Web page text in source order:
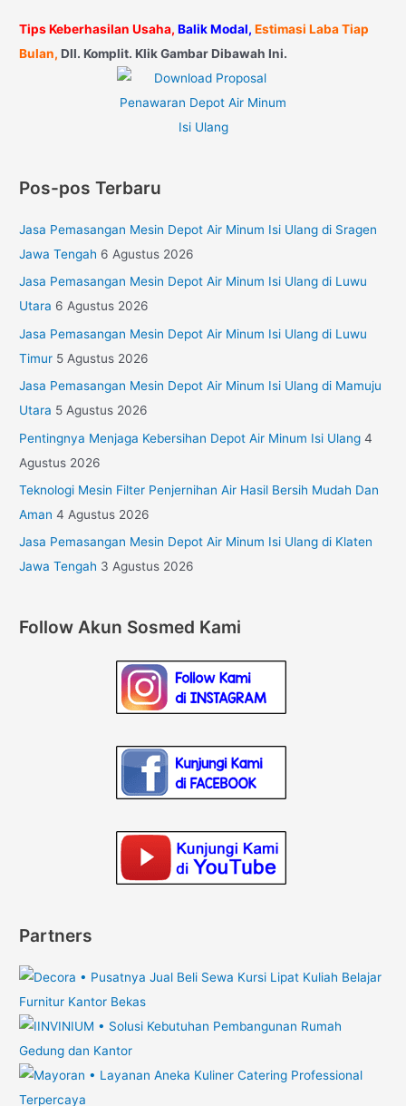
Tips Keberhasilan Usaha, Balik Modal, Estimasi Laba Tiap
Bulan, Dll. Komplit. Klik Gambar Dibawah Ini.
Pos-pos Terbaru
Jasa Pemasangan Mesin Depot Air Minum Isi Ulang di Sragen
Jawa Tengah 6 Agustus 2026
Jasa Pemasangan Mesin Depot Air Minum Isi Ulang di Luwu
Utara 6 Agustus 2026
Jasa Pemasangan Mesin Depot Air Minum Isi Ulang di Luwu
Timur 5 Agustus 2026
Jasa Pemasangan Mesin Depot Air Minum Isi Ulang di Mamuju
Utara 5 Agustus 2026
Pentingnya Menjaga Kebersihan Depot Air Minum Isi Ulang 4
Agustus 2026
Teknologi Mesin Filter Penjernihan Air Hasil Bersih Mudah Dan
Aman 4 Agustus 2026
Jasa Pemasangan Mesin Depot Air Minum Isi Ulang di Klaten
Jawa Tengah 3 Agustus 2026
Follow Akun Sosmed Kami
Partners